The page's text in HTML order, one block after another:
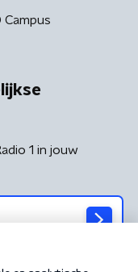
Campus
1 in jouw